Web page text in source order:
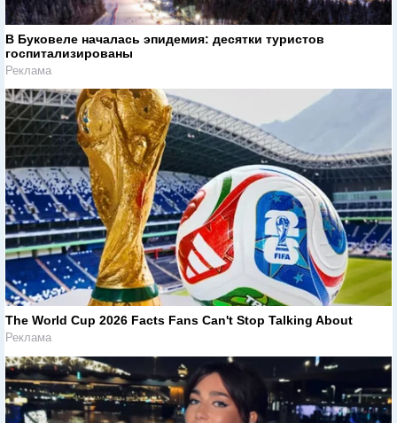
В Буковеле началась эпидемия: десятки туристов
госпитализированы
Реклама
The World Cup 2026 Facts Fans Can't Stop Talking About
Реклама